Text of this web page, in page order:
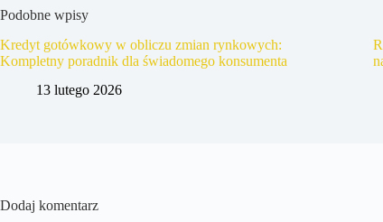
Podobne wpisy
Kredyt gotówkowy w obliczu zmian rynkowych:
Kompletny poradnik dla świadomego konsumenta
13 lutego 2026
Dodaj komentarz